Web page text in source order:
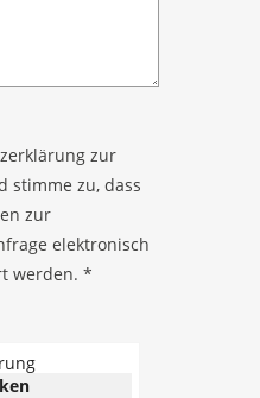
zur
stimme zu, dass
zur
elektronisch
werden. *